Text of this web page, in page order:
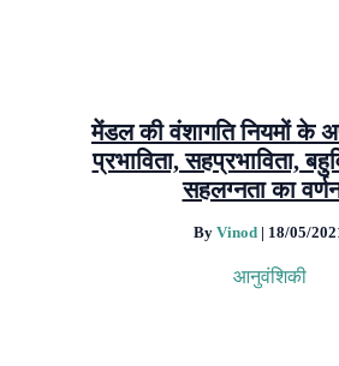
मेंडल की वंशागति नियमों के
प्रभाविता, सहप्रभाविता,
सहलग्नता का
By Vinod | 18/05/
आनुवंशिकी